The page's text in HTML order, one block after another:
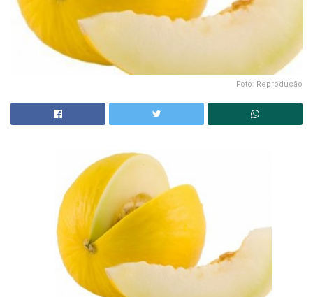
Foto: Reprodução